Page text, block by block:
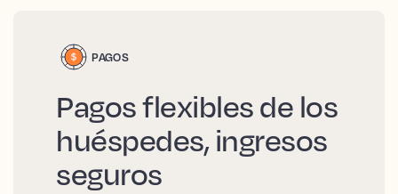
PAGOS
Pagos flexibles de los
huéspedes, ingresos
seguros